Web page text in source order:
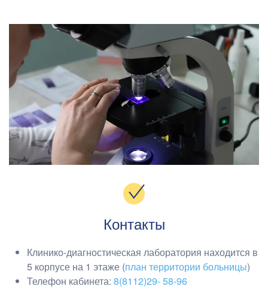
Контакты
Клинико-диагностическая лаборатория находится в
5 корпусе на 1 этаже (план территории больницы)
Телефон кабинета: 8(8112)29- 58-96